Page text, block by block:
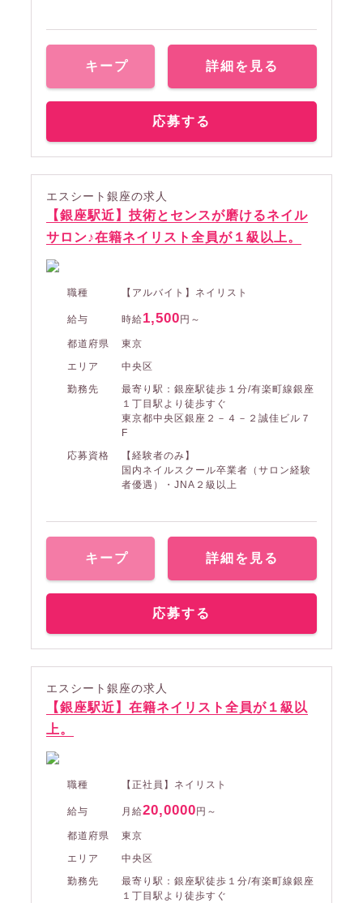
キープ 詳細を見る
応募する
エスシート銀座の求人
【銀座駅近】技術とセンスが磨けるネイル
サロン♪在籍ネイリスト全員が１級以上。
職種 【アルバイト】ネイリスト
給与 時給1,500 円～
都道府県
東京
エリア
中央区
勤務先
最寄り駅：銀座駅徒歩１分/有楽町線銀座
１丁目駅より徒歩すぐ
東京都中央区銀座２－４－２誠佳ビル７
F
応募資格
【経験者のみ】
国内ネイルスクール卒業者（サロン経験
者優遇）・JNA２級以上
キープ 詳細を見る
応募する
エスシート銀座の求人
【銀座駅近】在籍ネイリスト全員が１級以
上。
職種 【正社員】ネイリスト
給与 月給20,0000 円～
都道府県
東京
エリア
中央区
勤務先
最寄り駅：銀座駅徒歩１分/有楽町線銀座
１丁目駅より徒歩すぐ